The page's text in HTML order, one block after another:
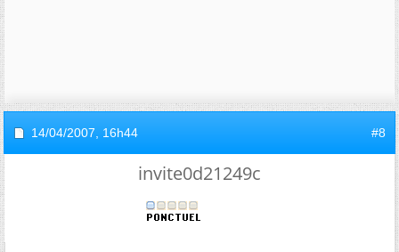
14/04/2007, 16h44 #8
invite0d21249c